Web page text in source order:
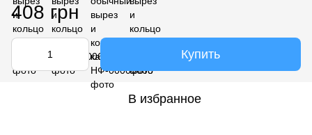
408 грн
Купить
В избранное